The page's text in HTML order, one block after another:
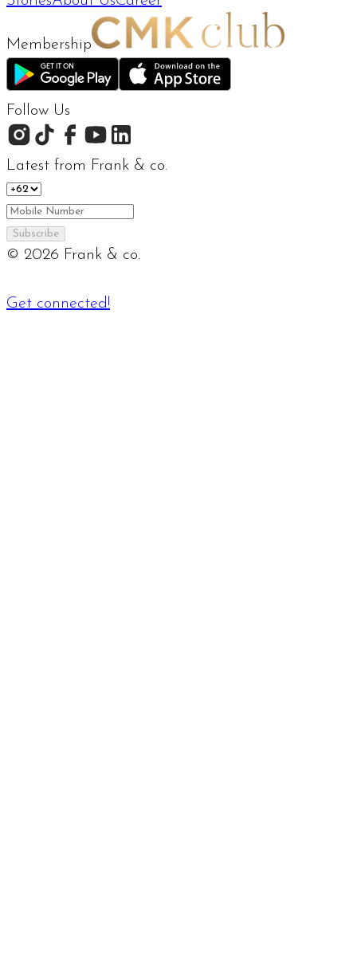
Membership
Follow Us
Latest from Frank & co.
Subscribe
© 2026 Frank & co.
Get connected!